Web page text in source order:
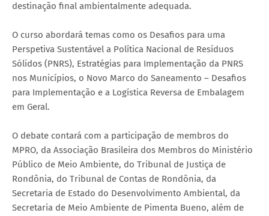
destinação final ambientalmente adequada.
O curso abordará temas como os Desafios para uma
Perspetiva Sustentável a Política Nacional de Resíduos
Sólidos (PNRS), Estratégias para Implementação da PNRS
nos Municípios, o Novo Marco do Saneamento – Desafios
para Implementação e a Logística Reversa de Embalagem
em Geral.
O debate contará com a participação de membros do
MPRO, da Associação Brasileira dos Membros do Ministério
Público de Meio Ambiente, do Tribunal de Justiça de
Rondônia, do Tribunal de Contas de Rondônia, da
Secretaria de Estado do Desenvolvimento Ambiental, da
Secretaria de Meio Ambiente de Pimenta Bueno, além de